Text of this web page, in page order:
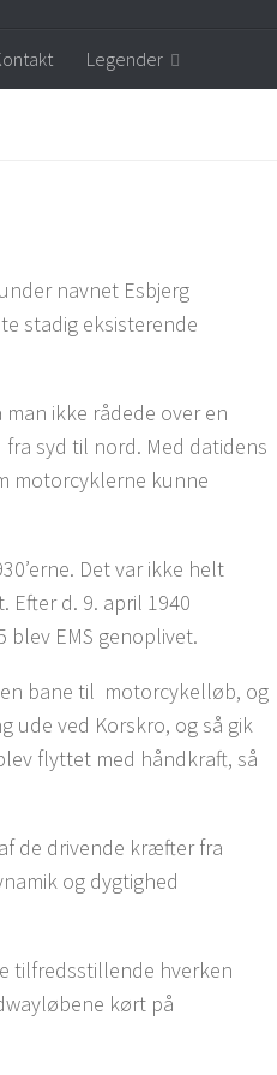
Legender
navnet Esbjerg
stadig eksisterende
ikke rådede over en
syd til nord. Med datidens
motorcyklerne kunne
Det var ikke helt
Efter d. 9. april 1940
blev EMS genoplivet.
bane til motorcykelløb, og
ude ved Korskro, og så gik
flyttet med håndkraft, så
de drivende kræfter fra
og dygtighed
tilfredsstillende hverken
kørt på